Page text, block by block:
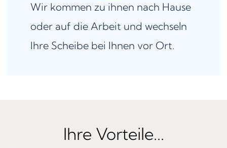
Wir kommen zu ihnen nach Hause
oder auf die Arbeit und wechseln
Ihre Scheibe bei Ihnen vor Ort.
Ihre Vorteile...